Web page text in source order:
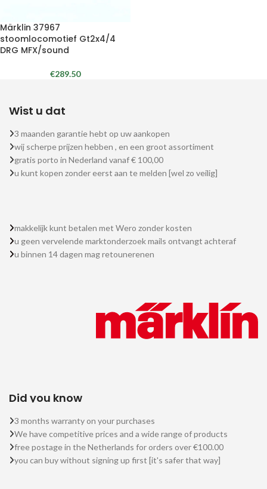
Märklin 37967
stoomlocomotief Gt2x4/4
DRG MFX/sound
€289.50
Wist u dat
3 maanden garantie hebt op uw aankopen
wij scherpe prijzen hebben , en een groot assortiment
gratis porto in Nederland vanaf € 100,00
u kunt kopen zonder eerst aan te melden [wel zo veilig]
makkelijk kunt betalen met Wero zonder kosten
u geen vervelende marktonderzoek mails ontvangt achteraf
u binnen 14 dagen mag retounerenen
Did you know
3 months warranty on your purchases
We have competitive prices and a wide range of products
free postage in the Netherlands for orders over €100.00
you can buy without signing up first [it's safer that way]